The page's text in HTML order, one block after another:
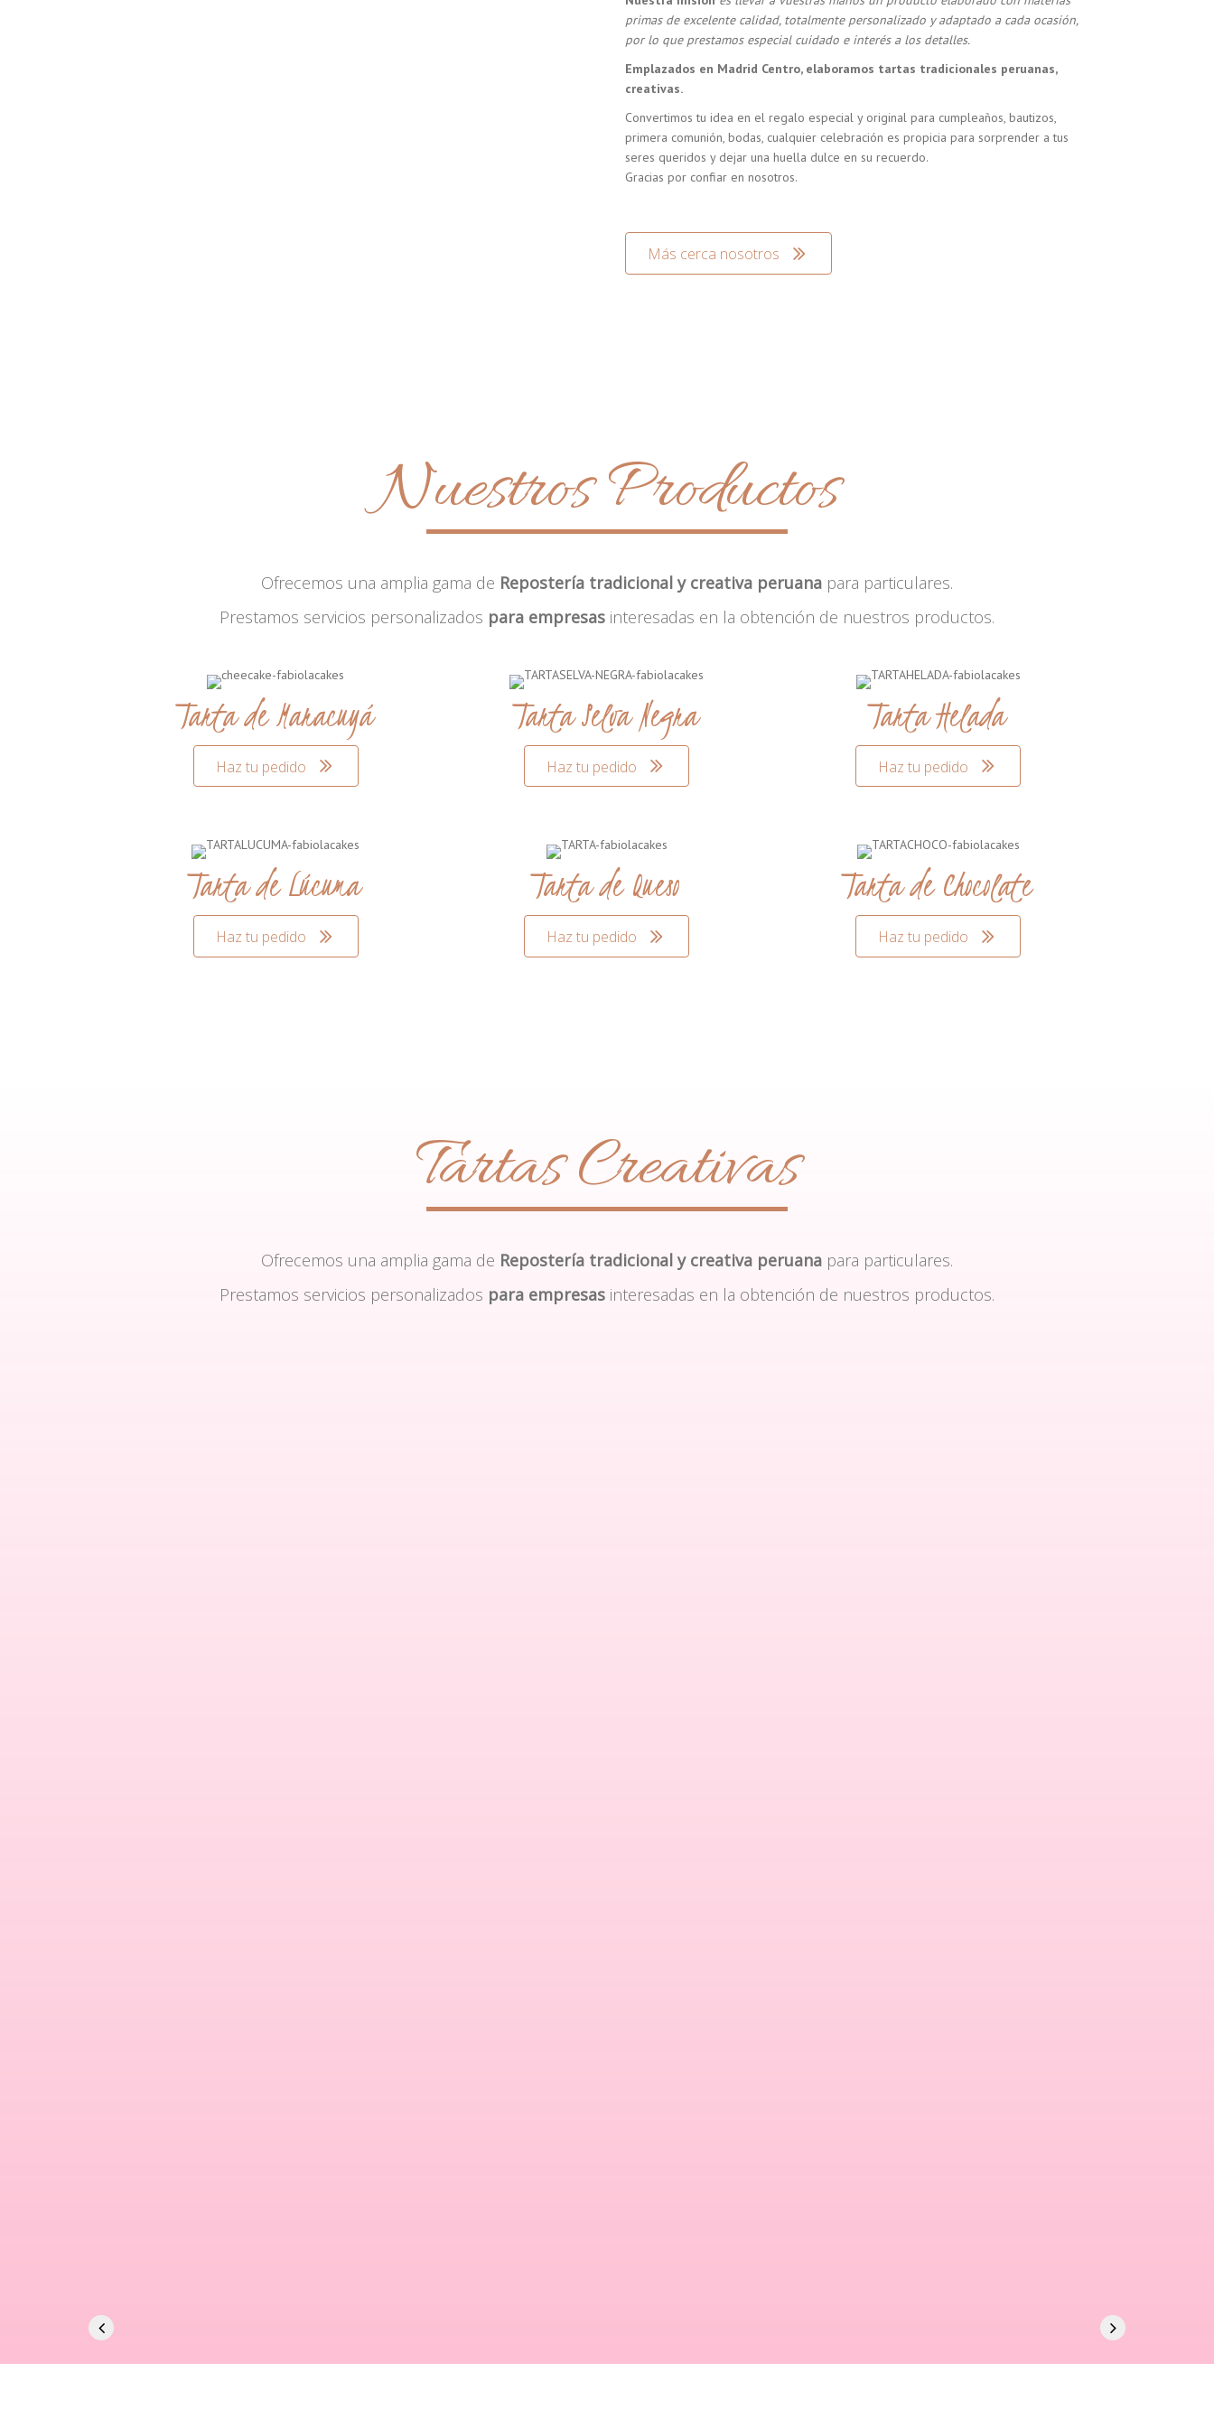
primas de excelente calidad, totalmente personalizado y adaptado a cada ocasión,
por lo que prestamos especial cuidado e interés a los detalles.
Emplazados en Madrid Centro, elaboramos tartas tradicionales peruanas,
creativas.
Convertimos tu idea en el regalo especial y original para cumpleaños, bautizos,
primera comunión, bodas, cualquier celebración es propicia para sorprender a tus
seres queridos y dejar una huella dulce en su recuerdo.
Gracias por confiar en nosotros.
Más cerca nosotros
Nuestros Productos
Ofrecemos una amplia gama de Repostería tradicional y creativa peruana para particulares.
Prestamos servicios personalizados para empresas interesadas en la obtención de nuestros productos.
Tarta de Maracuyá
Haz tu pedido
Tarta Selva Negra
Haz tu pedido
Tarta Helada
Haz tu pedido
Tarta de Lúcuma
Haz tu pedido
Tarta de Queso
Haz tu pedido
Tarta de Chocolate
Haz tu pedido
Tartas Creativas
Ofrecemos una amplia gama de Repostería tradicional y creativa peruana para particulares.
Prestamos servicios personalizados para empresas interesadas en la obtención de nuestros productos.